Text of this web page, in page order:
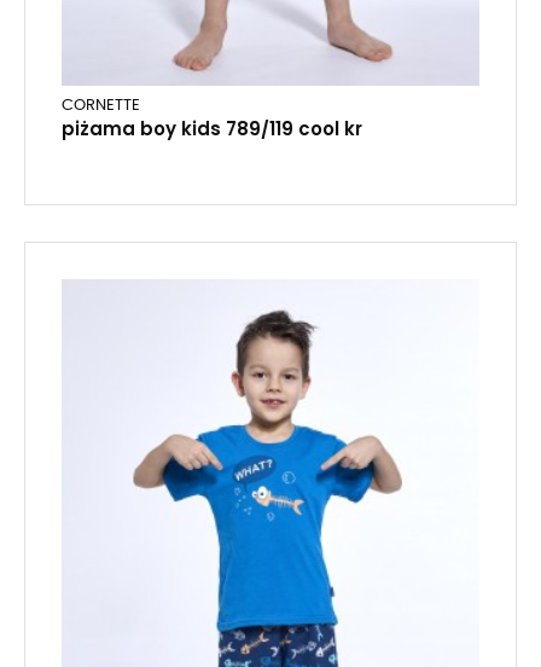
CORNETTE
piżama boy kids 789/119 cool kr